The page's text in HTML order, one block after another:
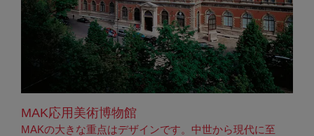
MAK応用美術博物館
MAKの大きな重点はデザインです。中世から現代に至